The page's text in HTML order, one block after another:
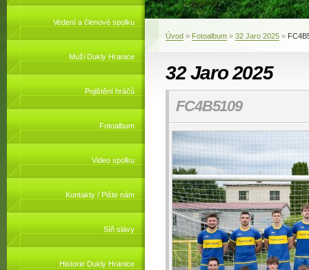
Vedení a členové spolku
Muži Dukly Hranice
Pojištění hráčů
Fotoalbum
Video spolku
Kontakty / Pište nám
Síň slávy
Historie Dukly Hranice
Úvod » Fotoalbum » 32 Jaro 2025 »
32 Jaro 2025
FC4B5109